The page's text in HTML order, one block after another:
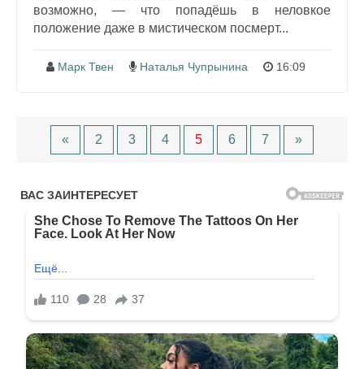
возможно, — что попадёшь в неловкое
положение даже в мистическом посмерт...
Марк Твен Наталья Чупрынина 16:09
« 2 3 4 5 6 7 »